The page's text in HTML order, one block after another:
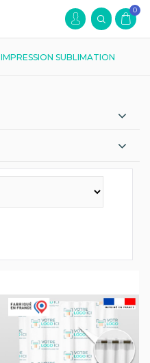
0
IMPRESSION SUBLIMATION